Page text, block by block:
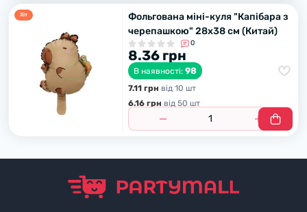
Хiт
Фольгована міні-куля "Капібара з
черепашкою" 28х38 см (Китай)
0
8.36 грн
В наявності: 98
7.11 грн вiд 10 шт
6.16 грн вiд 50 шт